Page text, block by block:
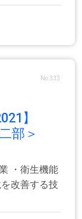
No.333
】
部＞
・衛生機能
改善する技